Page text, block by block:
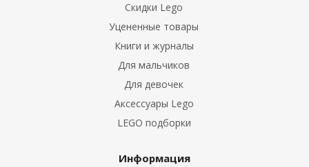
Скидки Lego
Уцененные товары
Книги и журналы
Для мальчиков
Для девочек
Аксессуары Lego
LEGO подборки
Информация